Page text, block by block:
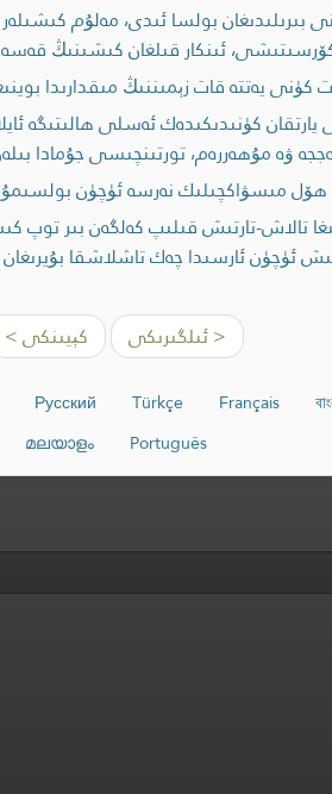
بولسا ئىدى، مەلۇم كىشىلەر
ئىنكار قىلغان كىشىنىڭ
يەتتە قات زېمىننىڭ مىقدارىدا
كۈنىدىكىدەك ئەسلى ھالىتىگە
ۋە مۇھەررەم، تورتىنچىسى
مىسۋاكچىلىك نەرسە ئۈچۈن بولسىمۇ،
تالاش-تارتىش قىلىپ كەلگەن بىر
ئۈچۈن ئارسىدا چەك تاشلاشقا بۇيرىغان
< ئىلگىرىكى كېيىنكى >
Français
Türkçe
Русский
Português
മലയാളം